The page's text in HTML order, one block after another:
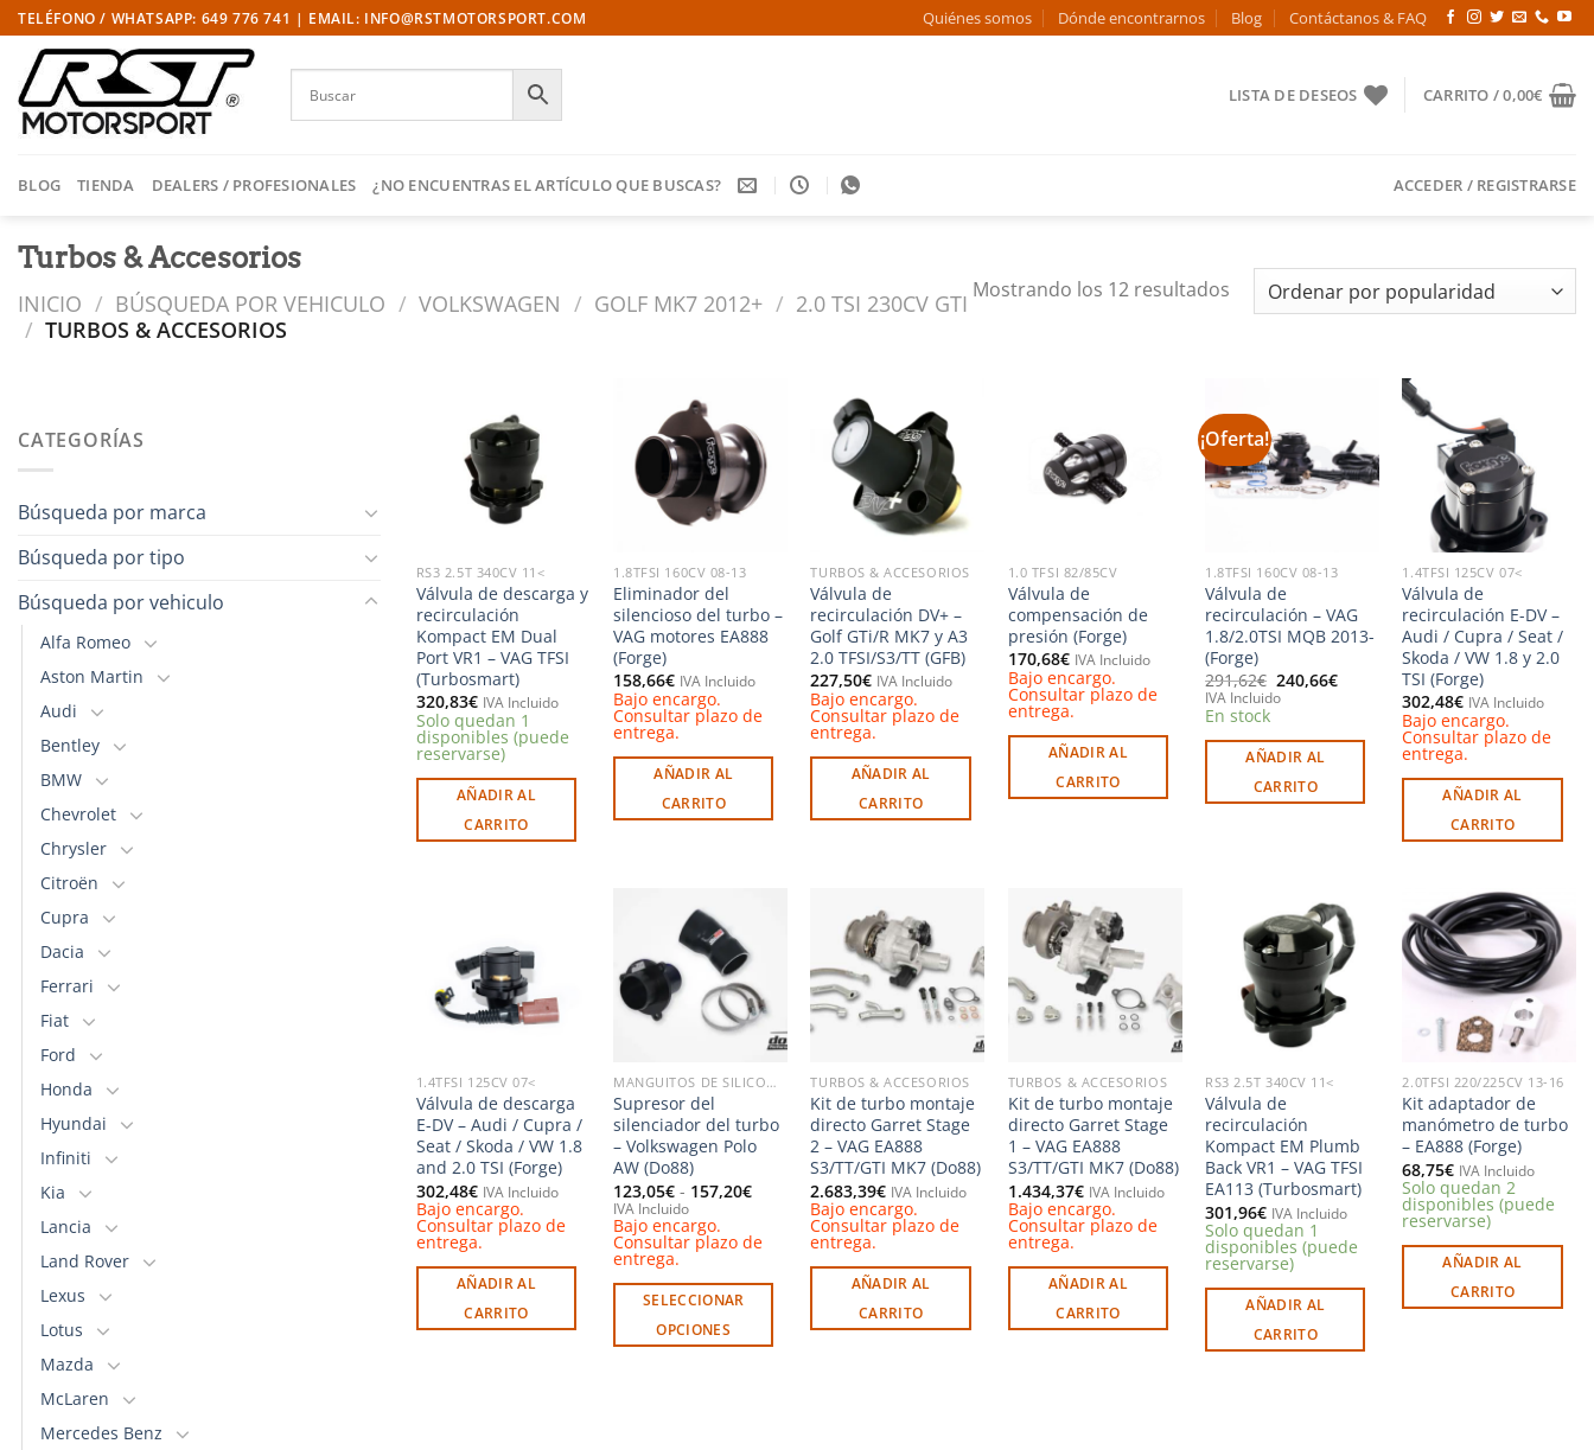
Saltar
al
contenido
TELÉFONO / WHATSAPP: 649 776 741 | EMAIL: INFO@RSTMOTORSPORT.COM Quiénes somos Dónde encontrarnos Blog Contáctanos & FAQ
LISTA DE DESEOS CARRITO /0,00€
BLOG TIENDA DEALERS / PROFESIONALES ¿NO ENCUENTRAS EL ARTÍCULO QUE BUSCAS? ACCEDER / REGISTRARSE
Turbos & Accesorios
INICIO / BÚSQUEDA POR VEHICULO / VOLKSWAGEN / GOLF MK7 2012+ / 2.0 TSI 230CV GTI
/ TURBOS & ACCESORIOS
Mostrando los 12 resultadosOrdenado
por
CATEGORÍAS
Búsqueda por marca
Búsqueda por tipo
Búsqueda por vehiculo
Alfa Romeo
Aston Martin
Audi
Bentley
BMW
Chevrolet
Chrysler
Citroën
Cupra
Dacia
Ferrari
Fiat
Ford
Honda
Hyundai
Infiniti
Kia
Lancia
Land Rover
Lexus
Lotus
Mazda
McLaren
Mercedes Benz
Añadir
a la
lista de
deseos
RS3 2.5T 340CV 11<
Válvula de descarga y
recirculación
Kompact EM Dual
Port VR1 – VAG TFSI
(Turbosmart)
320,83€ IVA Incluido
Solo quedan 1
disponibles (puede
reservarse)
AÑADIR AL
CARRITO
Añadir
a la
lista de
deseos
1.8TFSI 160CV 08-13
Eliminador del
silencioso del turbo –
VAG motores EA888
(Forge)
158,66€ IVA Incluido
Bajo encargo.
Consultar plazo de
entrega.
AÑADIR AL
CARRITO
Añadir
a la
lista de
deseos
TURBOS & ACCESORIOS
Válvula de
recirculación DV+ –
Golf GTi/R MK7 y A3
2.0 TFSI/S3/TT (GFB)
227,50€ IVA Incluido
Bajo encargo.
Consultar plazo de
entrega.
AÑADIR AL
CARRITO
Añadir
lista de
deseos
1.0 TFSI 82/85CV
Válvula de
compensación de
presión (Forge)
170,68€ IVA Incluido
Bajo encargo.
Consultar plazo de
entrega.
AÑADIR AL
CARRITO
¡Oferta!
Añadir
a la
lista de
deseos
1.8TFSI 160CV 08-13
Válvula de
recirculación – VAG
1.8/2.0TSI MQB 2013-
(Forge)
291,62€ El
precio
291,62€.
240,66€El
240,66€.
IVA Incluido
En stock
AÑADIR AL
CARRITO
Añadir
a la
lista de
deseos
1.4TFSI 125CV 07<
Válvula de
recirculación E-DV –
Audi / Cupra / Seat /
Skoda / VW 1.8 y 2.0
TSI (Forge)
302,48€ IVA Incluido
Bajo encargo.
Consultar plazo de
entrega.
AÑADIR AL
CARRITO
Añadir
lista de
deseos
1.4TFSI 125CV 07<
Válvula de descarga
E-DV – Audi / Cupra /
Seat / Skoda / VW 1.8
and 2.0 TSI (Forge)
302,48€ IVA Incluido
Bajo encargo.
Consultar plazo de
entrega.
AÑADIR AL
CARRITO
Añadir
a la
lista de
deseos
MANGUITOS DE SILICONA & ALUMINIO
Supresor del
silenciador del turbo
– Volkswagen Polo
AW (Do88)
123,05€ - 157,20€Rango
precios:
desde
123,05€
157,20€
IVA Incluido
Bajo encargo.
Consultar plazo de
entrega.
SELECCIONAR
OPCIONES
Añadir
a la
lista de
deseos
TURBOS & ACCESORIOS
Kit de turbo montaje
directo Garret Stage
2 – VAG EA888
S3/TT/GTI MK7 (Do88)
2.683,39€ IVA Incluido
Bajo encargo.
Consultar plazo de
entrega.
AÑADIR AL
CARRITO
Añadir
a la
lista de
deseos
TURBOS & ACCESORIOS
Kit de turbo montaje
directo Garret Stage
1 – VAG EA888
S3/TT/GTI MK7 (Do88)
1.434,37€ IVA Incluido
Bajo encargo.
Consultar plazo de
entrega.
AÑADIR AL
CARRITO
Añadir
a la
lista de
deseos
RS3 2.5T 340CV 11<
Válvula de
recirculación
Kompact EM Plumb
Back VR1 – VAG TFSI
EA113 (Turbosmart)
301,96€ IVA Incluido
Solo quedan 1
disponibles (puede
reservarse)
AÑADIR AL
CARRITO
Añadir
a la
lista de
deseos
2.0TFSI 220/225CV 13-16
Kit adaptador de
manómetro de turbo
– EA888 (Forge)
68,75€ IVA Incluido
Solo quedan 2
disponibles (puede
reservarse)
AÑADIR AL
CARRITO